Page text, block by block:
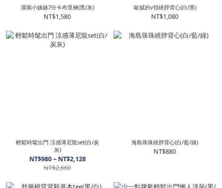
漢南小姊姊7分卡布里褲(黑/灰)
NT$1,580
歐膩的v領繞脖背心(白/黑)
NT$1,080
輕鬆時髦出門 涼感薄尼龍set(白/炭
灰)
NT$980 ~ NT$2,128
NT$2,660
海島珠珠繞脖背心(白/藍/綠)
NT$880